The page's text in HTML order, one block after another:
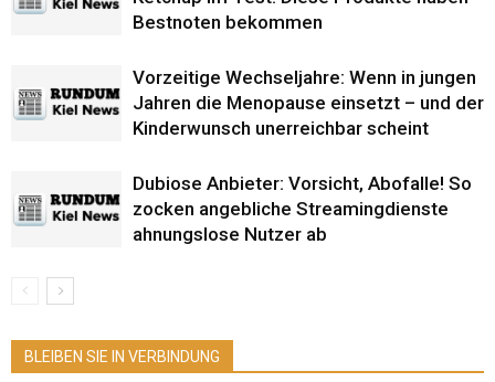
Bestnoten bekommen
Vorzeitige Wechseljahre: Wenn in jungen
Jahren die Menopause einsetzt – und der
Kinderwunsch unerreichbar scheint
Dubiose Anbieter: Vorsicht, Abofalle! So
zocken angebliche Streamingdienste
ahnungslose Nutzer ab
BLEIBEN SIE IN VERBINDUNG